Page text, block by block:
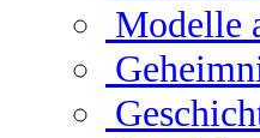
Modelle